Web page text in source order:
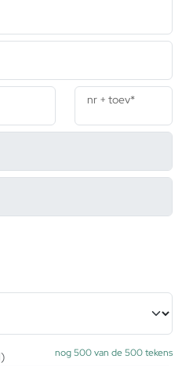
nr + toev*
nog500van de 500 tekens